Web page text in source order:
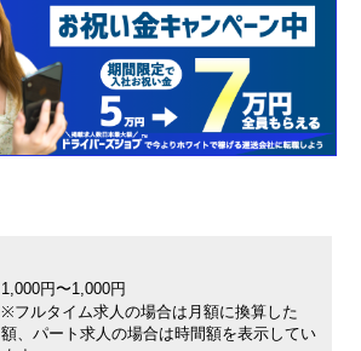
1,000円〜1,000円
※フルタイム求人の場合は月額に換算した
額、パート求人の場合は時間額を表示してい